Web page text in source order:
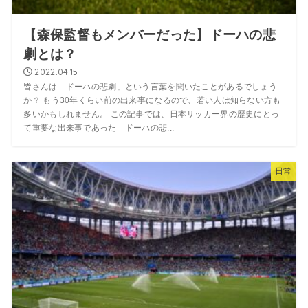
【森保監督もメンバーだった】ドーハの悲
劇とは？
2022.04.15
皆さんは「ドーハの悲劇」という言葉を聞いたことがあるでしょう
か？ もう30年くらい前の出来事になるので、若い人は知らない方も
多いかもしれません。 この記事では、日本サッカー界の歴史にとっ
て重要な出来事であった「ドーハの悲...
日常